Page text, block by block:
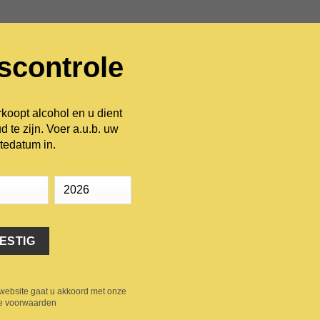
INFORMATIE WIJNHUIZEN
Add to
alcohol en u dient
te zijn. Voer a.u.b. uw
in.
gaat u akkoord met onze
voorwaarden